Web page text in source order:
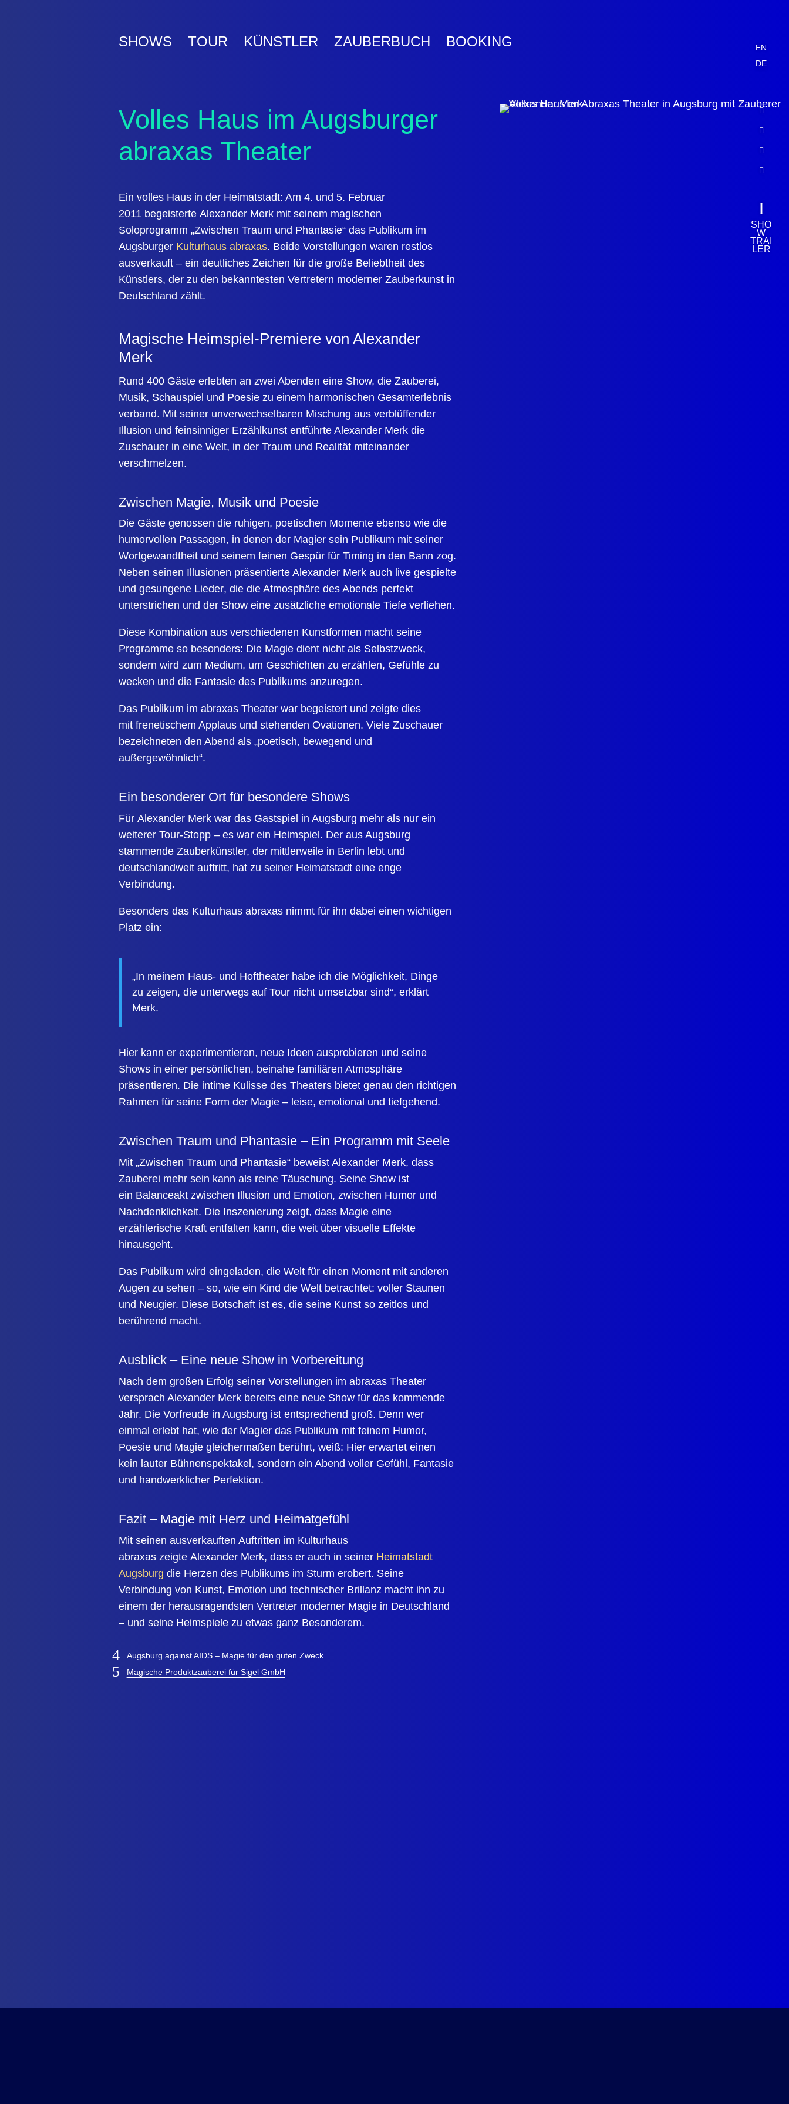
EN
DE



Vimeo
I
SHO
W
TRAI
LER
SHOWS TOUR KÜNSTLER ZAUBERBUCH BOOKING
Volles Haus im Augsburger
abraxas Theater
Ein volles Haus in der Heimatstadt: Am 4. und 5. Februar
2011begeisterte Alexander Merkmit seinem magischen
Soloprogramm „Zwischen Traum und Phantasie“das Publikum im
Augsburger Kulturhaus abraxas. Beide Vorstellungen waren restlos
ausverkauft – ein deutliches Zeichen für die große Beliebtheit des
Künstlers, der zu den bekanntesten Vertretern moderner Zauberkunst in
Deutschland zählt.
Magische Heimspiel-Premiere von Alexander
Merk
Rund 400 Gästeerlebten an zwei Abenden eine Show, die Zauberei,
Musik, Schauspiel und Poesie zu einem harmonischen Gesamterlebnis
verband. Mit seiner unverwechselbaren Mischung aus verblüffender
Illusion und feinsinniger Erzählkunst entführte Alexander Merk die
Zuschauer in eine Welt, in der Traum und Realität miteinander
verschmelzen.
Zwischen Magie, Musik und Poesie
Die Gäste genossen die ruhigen, poetischen Momente ebenso wie die
humorvollen Passagen, in denen der Magier sein Publikum mit seiner
Wortgewandtheit und seinem feinen Gespür für Timing in den Bann zog.
Neben seinen Illusionen präsentierte Alexander Merk auch live gespielte
und gesungene Lieder, die die Atmosphäre des Abends perfekt
unterstrichen und der Show eine zusätzliche emotionale Tiefe verliehen.
Diese Kombination aus verschiedenen Kunstformen macht seine
Programme so besonders: Die Magie dient nicht als Selbstzweck,
sondern wird zum Medium, um Geschichten zu erzählen, Gefühle zu
wecken und die Fantasie des Publikums anzuregen.
Das Publikum im abraxas Theater war begeistert und zeigte dies
mit frenetischem Applaus und stehenden Ovationen. Viele Zuschauer
bezeichneten den Abend als „poetisch, bewegend und
außergewöhnlich“.
Ein besonderer Ort für besondere Shows
Für Alexander Merk war das Gastspiel in Augsburg mehr als nur ein
weiterer Tour-Stopp – es war ein Heimspiel. Der aus Augsburg
stammende Zauberkünstler, der mittlerweile in Berlin lebt und
deutschlandweit auftritt, hat zu seiner Heimatstadt eine enge
Verbindung.
Besonders das Kulturhaus abraxasnimmt für ihn dabei einen wichtigen
Platz ein:
„In meinem Haus- und Hoftheater habe ich die Möglichkeit, Dinge
zu zeigen, die unterwegs auf Tour nicht umsetzbar sind“, erklärt
Merk.
Hier kann er experimentieren, neue Ideen ausprobieren und seine
Shows in einer persönlichen, beinahe familiären Atmosphäre
präsentieren. Die intime Kulisse des Theaters bietet genau den richtigen
Rahmen für seine Form der Magie – leise, emotional und tiefgehend.
Zwischen Traum und Phantasie – Ein Programm mit Seele
Mit „Zwischen Traum und Phantasie“ beweist Alexander Merk, dass
Zauberei mehr sein kann als reine Täuschung. Seine Show ist
ein Balanceakt zwischen Illusion und Emotion, zwischen Humor und
Nachdenklichkeit. Die Inszenierung zeigt, dass Magie eine
erzählerische Kraft entfalten kann, die weit über visuelle Effekte
hinausgeht.
Das Publikum wird eingeladen, die Welt für einen Moment mit anderen
Augen zu sehen – so, wie ein Kind die Welt betrachtet: voller Staunen
und Neugier. Diese Botschaft ist es, die seine Kunst so zeitlos und
berührend macht.
Ausblick – Eine neue Show in Vorbereitung
Nach dem großen Erfolg seiner Vorstellungen im abraxas Theater
versprach Alexander Merk bereits eine neue Show für das kommende
Jahr. Die Vorfreude in Augsburg ist entsprechend groß. Denn wer
einmal erlebt hat, wie der Magier das Publikum mit feinem Humor,
Poesie und Magie gleichermaßen berührt, weiß: Hier erwartet einen
kein lauter Bühnenspektakel, sondern ein Abend voller Gefühl, Fantasie
und handwerklicher Perfektion.
Fazit – Magie mit Herz und Heimatgefühl
Mit seinen ausverkauften Auftritten im Kulturhaus
abraxas zeigte Alexander Merk, dass er auch in seiner Heimatstadt
Augsburg die Herzen des Publikums im Sturm erobert. Seine
Verbindung von Kunst, Emotion und technischer Brillanz macht ihn zu
einem der herausragendsten Vertreter moderner Magie in Deutschland
– und seine Heimspiele zu etwas ganz Besonderem.
Augsburg against AIDS – Magie für den guten Zweck
Magische Produktzauberei für Sigel GmbH